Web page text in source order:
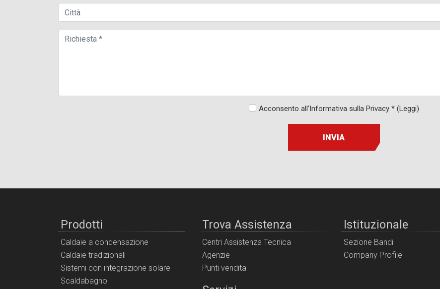
Acconsento all'Informativa sulla Privacy * (Leggi)
INVIA
Prodotti
Caldaie a condensazione
Caldaie tradizionali
Sistemi con integrazione solare
Scaldabagno
Trova Assistenza
Centri Assistenza Tecnica
Agenzie
Punti vendita
Istituzionale
Sezione Bandi
Company Profile